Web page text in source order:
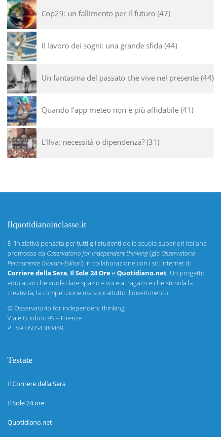
Cop29: un fallimento per il futuro 47
Il lavoro dei sogni: una grande sfida 44
Un fantasma del passato che vive nel presente 44
Quando l'app meteo non è più affidabile 41
L’Ilva: necessità o dipendenza? 31
Ilquotidianoinclasse.it
È l’iniziativa pensata per tutti gli studenti delle scuole superiori italiane
promossa da Osservatorio for independent thinking(già Osservatorio
Permanente Giovani-Editori) in collaborazione con i siti internet di
Corriere della Sera, Il Sole 24 OreeQuotidiano.net. Un progetto
educativo che vuole dare spazio e voce ai ragazzi e che stimola la
creatività, la competizione ma soprattutto il divertimento.
©Osservatorio for independent thinking
Viale Guidoni 95 – Firenze
P. IVA 05054380489
Testate
Il Corriere della Sera
Il Sole 24 ore
Quotidiano.net